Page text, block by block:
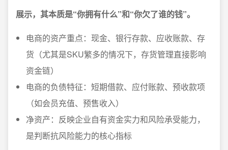
展示，其本质是“你拥有什么”和“你欠了谁的钱”。
电商的资产重点：现金、银行存款、应收账款、存
货（尤其是SKU繁多的情况下，存货管理直接影响
资金链）
电商的负债特征：短期借款、应付账款、预收款项
（如会员充值、预售收入）
净资产：反映企业自有资金实力和风险承受能力，
是判断抗风险能力的核心指标